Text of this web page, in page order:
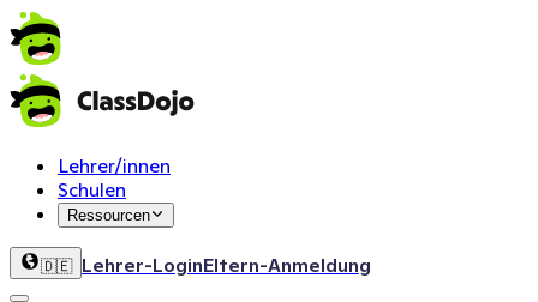
Lehrer/innen
Schulen
Ressourcen
🇩🇪 Lehrer-LoginEltern-Anmeldung